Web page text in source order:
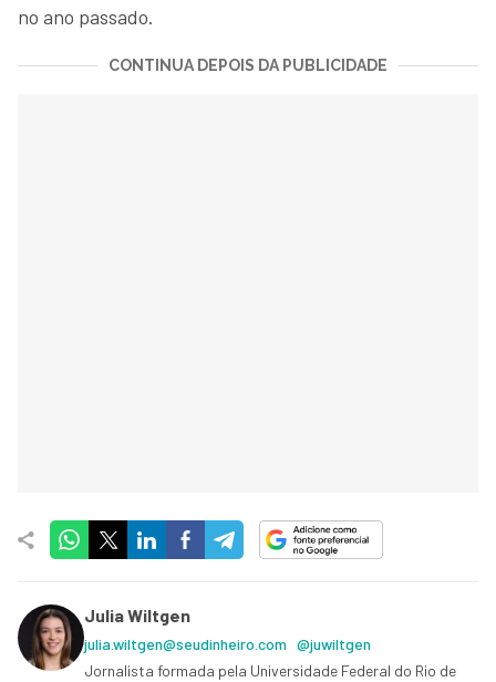
no ano passado.
CONTINUA DEPOIS DA PUBLICIDADE
Julia Wiltgen
julia.wiltgen@seudinheiro.com @juwiltgen
Jornalista formada pela Universidade Federal do Rio de